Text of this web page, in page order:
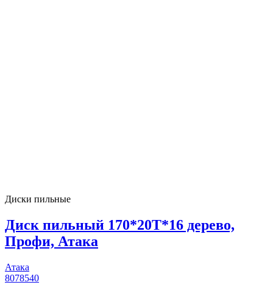
Диски пильные
Диск пильный 170*20T*16 дерево,
Профи, Атака
Атака
8078540